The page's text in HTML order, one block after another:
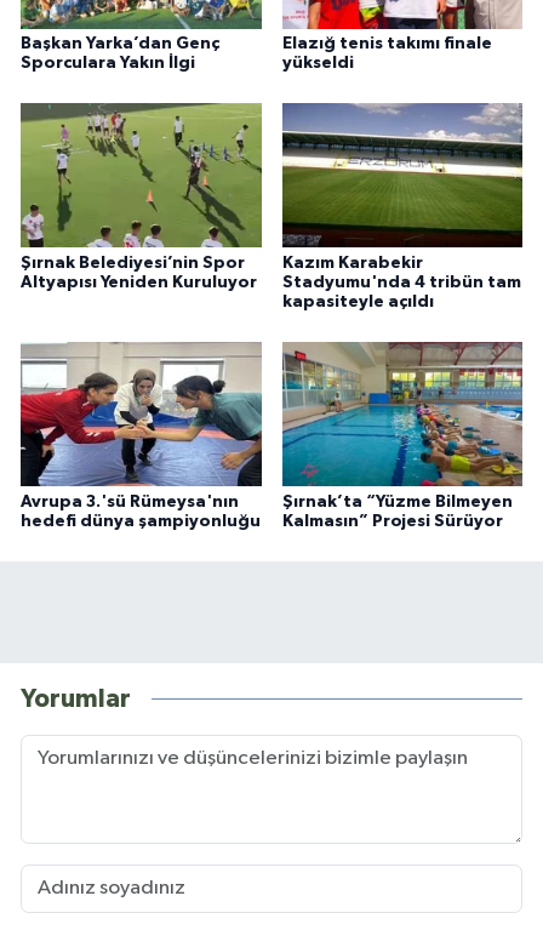
Başkan Yarka’dan Genç
Sporculara Yakın İlgi
Elazığ tenis takımı finale
yükseldi
Şırnak Belediyesi’nin Spor
Altyapısı Yeniden Kuruluyor
Kazım Karabekir
Stadyumu'nda 4 tribün tam
kapasiteyle açıldı
Avrupa 3.'sü Rümeysa'nın
hedefi dünya şampiyonluğu
Şırnak’ta “Yüzme Bilmeyen
Kalmasın” Projesi Sürüyor
Yorumlar